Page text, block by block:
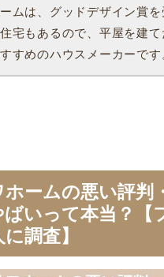
ムは、グッドデザイン賞を
宅もあるので、平屋を建て
すめのハウスメーカーです
ホームの悪い評判
ばいって本当？【
調査】